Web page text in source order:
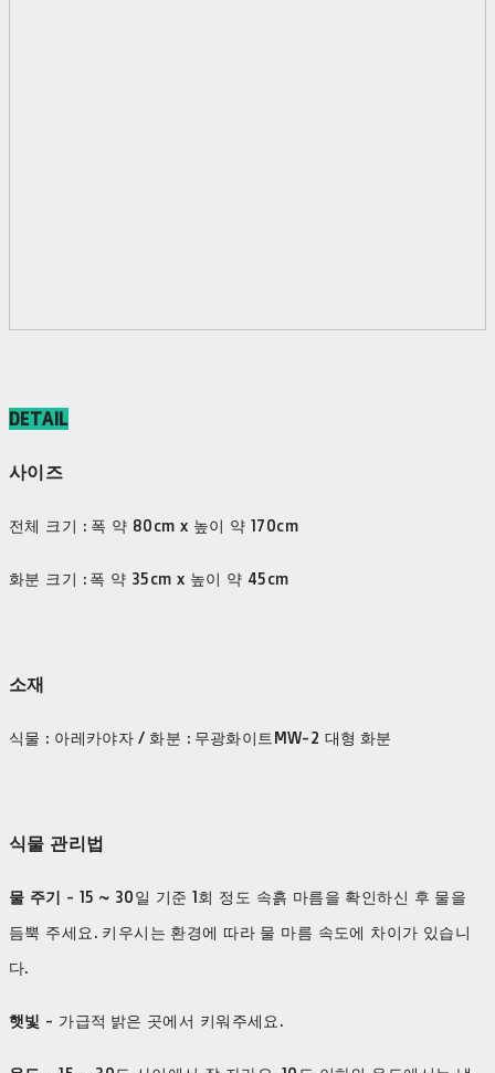
DETAIL
사이즈
전체 크기 : 폭 약 80cm x 높이 약 170cm
화분 크기 : 폭 약 35cm x 높이 약 45cm
소재
식물 : 아레카야자 / 화분 : 무광화이트MW-2 대형 화분
식물 관리법
물 주기 - 15 ~ 30일 기준 1회 정도 속흙 마름을 확인하신 후 물을
듬뿍 주세요. 키우시는 환경에 따라 물 마름 속도에 차이가 있습니
다.
햇빛 - 가급적 밝은 곳에서 키워주세요.